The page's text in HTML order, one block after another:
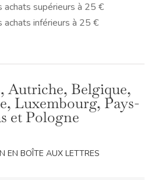
achats supérieurs à 25 €
achats inférieurs à 25 €
Autriche, Belgique,
Luxembourg, Pays-
et Pologne
EN BOÎTE AUX LETTRES